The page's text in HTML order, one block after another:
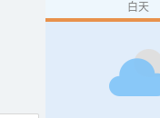
白天